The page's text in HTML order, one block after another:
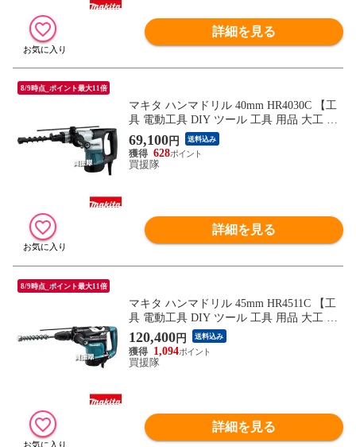
詳細を見る
8/9時点_ポイント最大11倍
マキタ ハンマドリル 40mm HR4030C 【工
具 電動工具 DIY ツール 工具 用品 大工 日
曜大工 穴あけ 穴 ネジ ハツリ makita 正規
品 日本仕様 マキタ正規取扱店】【おしゃ
れ おすすめ】
69,100円 送料込み
628
買援隊
詳細を見る
8/9時点_ポイント最大11倍
マキタ ハンマドリル 45mm HR4511C 【工
具 電動工具 DIY ツール 工具 用品 大工 日
曜大工 穴あけ 穴 ネジ ハツリ makita 正規
品 日本仕様 マキタ正規取扱店】【おしゃ
れ おすすめ】
120,400円 送料込み
1,094
買援隊
詳細を見る